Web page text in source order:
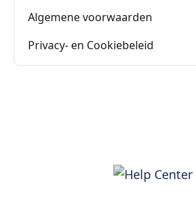
Algemene voorwaarden
Privacy- en Cookiebeleid